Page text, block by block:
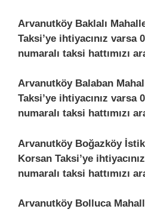
Arvanutköy Baklalı
Taksi’ye ihtiyacınız varsa
numaralı taksi hattımızı
Arvanutköy Balaban
Taksi’ye ihtiyacınız varsa
numaralı taksi hattımızı
Arvanutköy Boğazköy
Korsan Taksi’ye
numaralı taksi hattımızı
Arvanutköy Bolluca